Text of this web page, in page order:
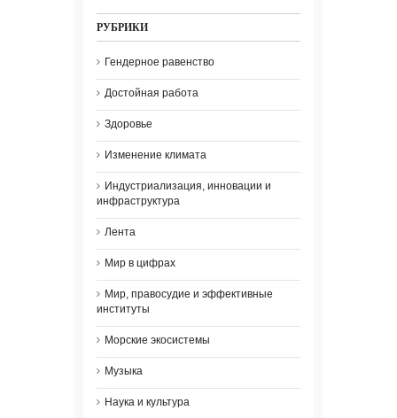
РУБРИКИ
Гендерное равенство
Достойная работа
Здоровье
Изменение климата
Индустриализация, инновации и
инфраструктура
Лента
Мир в цифрах
Мир, правосудие и эффективные
институты
Морские экосистемы
Музыка
Наука и культура